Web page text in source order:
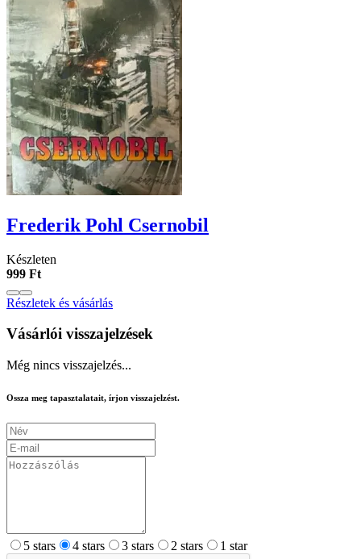
Frederik Pohl Csernobil
Készleten
999 Ft
Részletek és vásárlás
Vásárlói visszajelzések
Még nincs visszajelzés...
Ossza meg tapasztalatait, írjon visszajelzést.
5 stars 4 stars 3 stars 2 stars 1 star